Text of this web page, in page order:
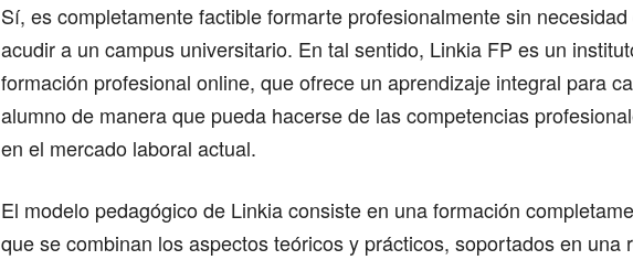
Sí, es completamente factible formarte profesionalmente sin
acudir a un campus universitario. En tal sentido, Linkia FP es un
formación profesional online, que ofrece un aprendizaje integral para
alumno de manera que pueda hacerse de las competencias
en el mercado laboral actual.
El modelo pedagógico de Linkia consiste en una formación
que se combinan los aspectos teóricos y prácticos, soportados en una